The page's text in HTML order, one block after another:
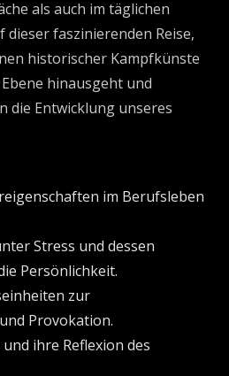
als auch im täglichen
dieser faszinierenden Reise,
historischer Kampfkünste
hinausgeht und
die Entwicklung unseres
im Berufsleben
Stress und dessen
Persönlichkeit.
zur
Provokation.
und ihre Reflexion des